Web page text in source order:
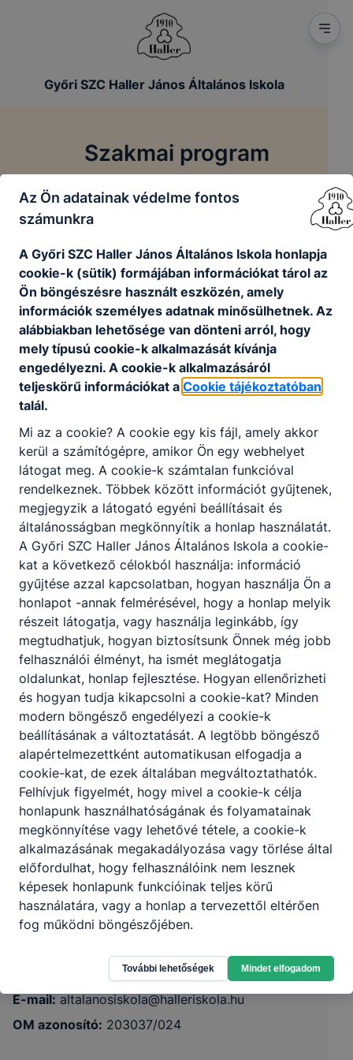
Győri SZC Haller János Általános Iskola
Szakmai program
Főoldal / Szakmai dokumentumok / Szakmai program
Ökoliskolai munkaterv
Ökoiskola munkaterv 2024-25.docx
Letöltés
Partnereink
Győri SZC Haller János Általános Iskola
9200 Mosonmagyaróvár, Szent István király út 97.
KRÉTA
+3696576474
E-mail: altalanosiskola@halleriskola.hu
OM azonosító: 203037/024
Az Ön adatainak védelme fontos
számunkra
A Győri SZC Haller János Általános Iskola honlapja
cookie-k (sütik) formájában információkat tárol az
Ön böngészésre használt eszközén, amely
információk személyes adatnak minősülhetnek. Az
alábbiakban lehetősége van dönteni arról, hogy
mely típusú cookie-k alkalmazását kívánja
engedélyezni. A cookie-k alkalmazásáról
teljeskörű információkat a Cookie tájékoztatóban
talál.
Mi az a cookie? A cookie egy kis fájl, amely akkor
kerül a számítógépre, amikor Ön egy webhelyet
látogat meg. A cookie-k számtalan funkcióval
rendelkeznek. Többek között információt gyűjtenek,
megjegyzik a látogató egyéni beállításait és
általánosságban megkönnyítik a honlap használatát.
A Győri SZC Haller János Általános Iskola a cookie-
kat a következő célokból használja: információ
gyűjtése azzal kapcsolatban, hogyan használja Ön a
honlapot -annak felmérésével, hogy a honlap melyik
részeit látogatja, vagy használja leginkább, így
megtudhatjuk, hogyan biztosítsunk Önnek még jobb
felhasználói élményt, ha ismét meglátogatja
oldalunkat, honlap fejlesztése. Hogyan ellenőrizheti
és hogyan tudja kikapcsolni a cookie-kat? Minden
modern böngésző engedélyezi a cookie-k
beállításának a változtatását. A legtöbb böngésző
alapértelmezettként automatikusan elfogadja a
cookie-kat, de ezek általában megváltoztathatók.
Felhívjuk figyelmét, hogy mivel a cookie-k célja
honlapunk használhatóságának és folyamatainak
megkönnyítése vagy lehetővé tétele, a cookie-k
alkalmazásának megakadályozása vagy törlése által
előfordulhat, hogy felhasználóink nem lesznek
képesek honlapunk funkcióinak teljes körű
használatára, vagy a honlap a tervezettől eltérően
fog működni böngészőjében.
További lehetőségek Mindet elfogadom